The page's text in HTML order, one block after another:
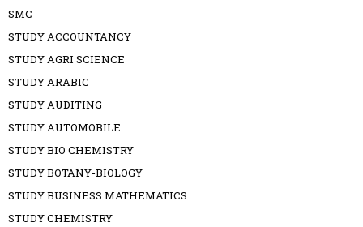
SMC
STUDY ACCOUNTANCY
STUDY AGRI SCIENCE
STUDY ARABIC
STUDY AUDITING
STUDY AUTOMOBILE
STUDY BIO CHEMISTRY
STUDY BOTANY-BIOLOGY
STUDY BUSINESS MATHEMATICS
STUDY CHEMISTRY